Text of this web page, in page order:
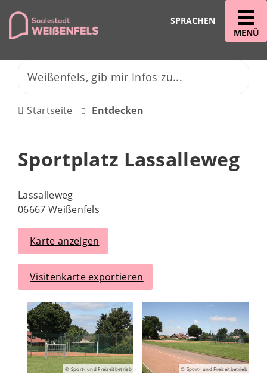
MENÜ
SPRACHEN
Startseite Entdecken
Sportplatz Lassalleweg
Lassalleweg
06667 Weißenfels
Karte anzeigen
Visitenkarte exportieren
© Sport- und Freizeitbetrieb
© Sport- und Freizeitbetrieb